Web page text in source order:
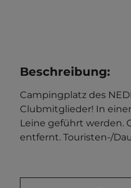
Beschreibung:
Campingplatz des
Clubmitglieder! In
Leine geführt werden.
entfernt. Touristen-/